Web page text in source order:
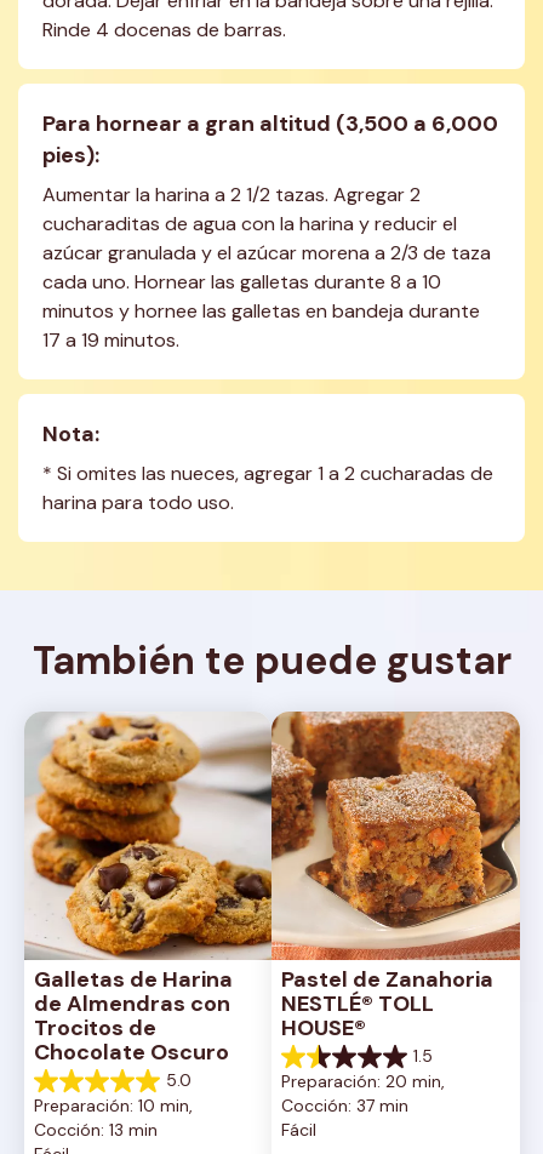
Rinde 4 docenas de barras.
Para hornear a gran altitud (3,500 a 6,000
pies):
Aumentar la harina a 2 1/2 tazas. Agregar 2
cucharaditas de agua con la harina y reducir el
azúcar granulada y el azúcar morena a 2/3 de taza
cada uno. Hornear las galletas durante 8 a 10
minutos y hornee las galletas en bandeja durante
17 a 19 minutos.
Nota:
* Si omites las nueces, agregar 1 a 2 cucharadas de
harina para todo uso.
También te puede gustar
Galletas de Harina
de Almendras con
Trocitos de
Chocolate Oscuro
5.0
5.0
de
5
Preparación: 10 min,
Cocción: 13 min
Pastel de Zanahoria
NESTLÉ® TOLL
HOUSE®
1.5
1.5
de
5
estrellas.
Preparación: 20 min,
Cocción: 37 min
Fácil